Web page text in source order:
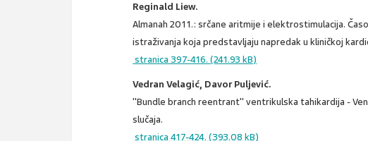
Reginald Liew.
Almanah 2011.: srčane aritmije i elektrostimulacija.
istraživanja koja predstavljaju napredak u kliničkoj
stranica 397-416. (241.93 kB)
Vedran Velagić, Davor Puljević.
"Bundle branch reentrant" ventrikulska tahikardija -
slučaja.
stranica 417-424. (393.08 kB)